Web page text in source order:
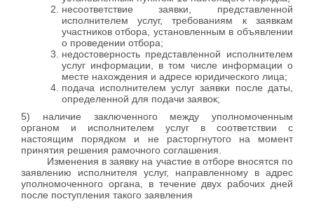
несоответствие заявки, представленной
исполнителем услуг, требованиям к заявкам
участников отбора, установленным в объявлении
о проведении отбора;
недостоверность представленной исполнителем
услуг информации, в том числе информации о
месте нахождения и адресе юридического лица;
подача исполнителем услуг заявки после даты,
определенной для подачи заявок;
5) наличие заключенного между уполномоченным
органом и исполнителем услуг в соответствии с
настоящим порядком и не расторгнутого на момент
принятия решения рамочного соглашения.
Изменения в заявку на участие в отборе вносятся по
заявлению исполнителя услуг, направленному в адрес
уполномоченного органа, в течение двух рабочих дней
после поступления такого заявления